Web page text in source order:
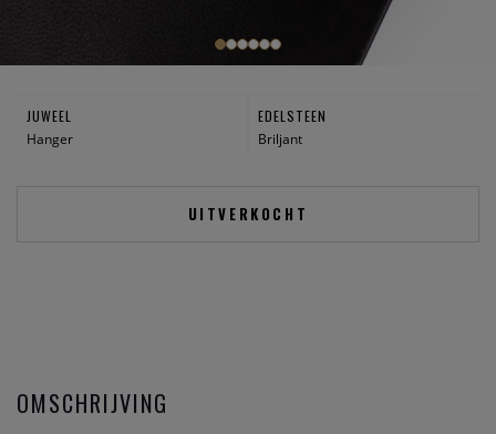
JUWEEL
Hanger
EDELSTEEN
Briljant
UITVERKOCHT
OMSCHRIJVING